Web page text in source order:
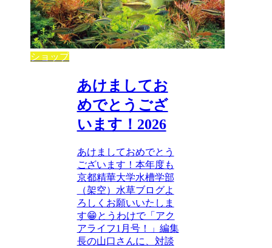
ショップ
あけましてお
めでとうござ
います！2026
あけましておめでとう
ございます！本年度も
京都精華大学水槽学部
（架空）水草ブログよ
ろしくお願いいたしま
す😁とうわけで「アク
アライフ1月号！」編集
長の山口さんに、対談